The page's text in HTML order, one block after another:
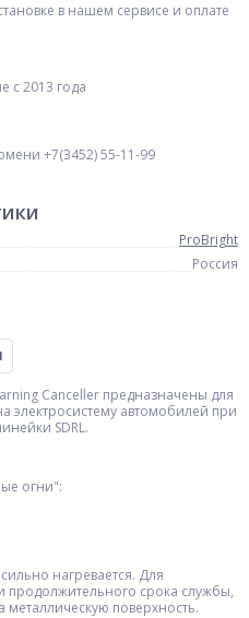
в нашем сервисе и оплате
с 2013 года
+7(3452) 55-11-99
ProBright
Россия
Canceller предназначены для
электросистему автомобилей при
SDRL.
огни":
нагревается. Для
срока службы,
металлическую поверхность.